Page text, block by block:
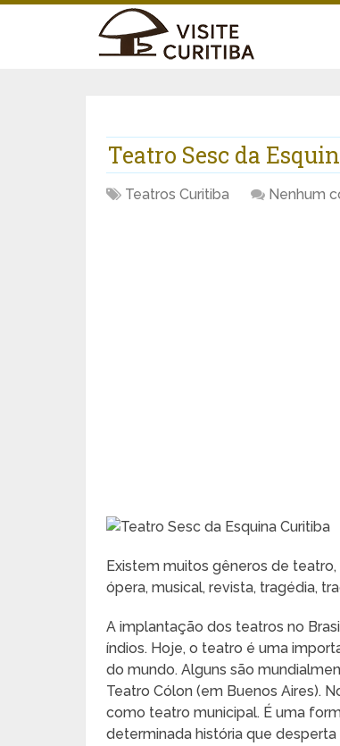
Teatro Sesc da
Teatros Curitiba Nenhum
Existem muitos gêneros de
ópera, musical, revista, tragédia,
A implantação dos teatros no
índios. Hoje, o teatro é uma
do mundo. Alguns são
Teatro Cólon (em Buenos Aires).
como teatro municipal. É uma
determinada história que